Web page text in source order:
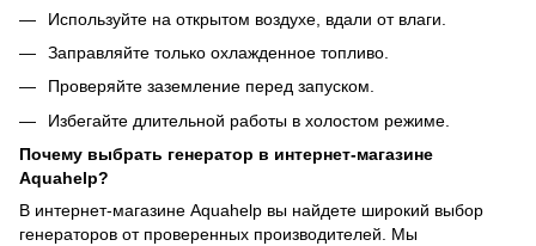
Используйте на открытом воздухе, вдали от влаги.
Заправляйте только охлажденное топливо.
Проверяйте заземление перед запуском.
Избегайте длительной работы в холостом режиме.
Почему выбрать генератор в интернет-магазине
Aquahelp?
В интернет-магазине Aquahelp вы найдете широкий выбор
генераторов от проверенных производителей. Мы